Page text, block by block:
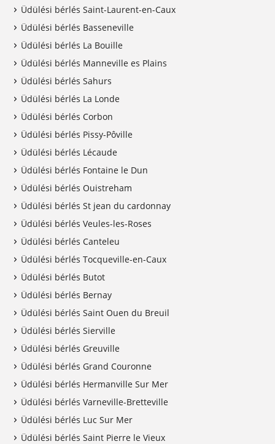
Üdülési bérlés Saint-Laurent-en-Caux
Üdülési bérlés Basseneville
Üdülési bérlés La Bouille
Üdülési bérlés Manneville es Plains
Üdülési bérlés Sahurs
Üdülési bérlés La Londe
Üdülési bérlés Corbon
Üdülési bérlés Pissy-Pôville
Üdülési bérlés Lécaude
Üdülési bérlés Fontaine le Dun
Üdülési bérlés Ouistreham
Üdülési bérlés St jean du cardonnay
Üdülési bérlés Veules-les-Roses
Üdülési bérlés Canteleu
Üdülési bérlés Tocqueville-en-Caux
Üdülési bérlés Butot
Üdülési bérlés Bernay
Üdülési bérlés Saint Ouen du Breuil
Üdülési bérlés Sierville
Üdülési bérlés Greuville
Üdülési bérlés Grand Couronne
Üdülési bérlés Hermanville Sur Mer
Üdülési bérlés Varneville-Bretteville
Üdülési bérlés Luc Sur Mer
Üdülési bérlés Saint Pierre le Vieux